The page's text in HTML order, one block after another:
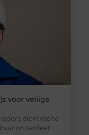
voor veilige
elektrische
onderdeel